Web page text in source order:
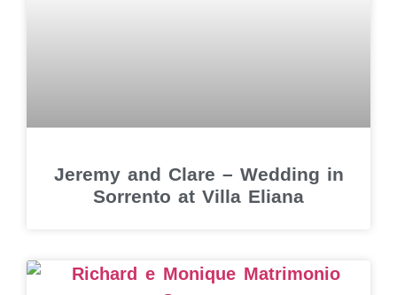
Jeremy and Clare – Wedding in
Sorrento at Villa Eliana